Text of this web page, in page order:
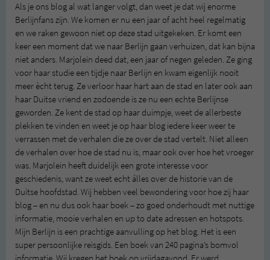
Als je ons blog al wat langer volgt, dan weet je dat wij enorme
Berlijnfans zijn. We komen er nu een jaar of acht heel regelmatig
en we raken gewoon niet op deze stad uitgekeken. Er komt een
keer een moment dat we naar Berlijn gaan verhuizen, dat kan bijna
niet anders. Marjolein deed dat, een jaar of negen geleden. Ze ging
voor haar studie een tijdje naar Berlijn en kwam eigenlijk nooit
meer ècht terug. Ze verloor haar hart aan de stad en later ook aan
haar Duitse vriend en zodoende is ze nu een echte Berlijnse
geworden. Ze kent de stad op haar duimpje, weet de allerbeste
plekken te vinden en weet je op haar blog iedere keer weer te
verrassen met de verhalen die ze over de stad vertelt. Niet alleen
de verhalen over hoe de stad nu is, maar ook over hoe het vroeger
was. Marjolein heeft duidelijk een grote interesse voor
geschiedenis, want ze weet echt álles over de historie van de
Duitse hoofdstad. Wij hebben veel bewondering voor hoe zij haar
blog – en nu dus ook haar boek – zo goed onderhoudt met nuttige
informatie, mooie verhalen en up to date adressen en hotspots.
Mijn Berlijn is een prachtige aanvulling op het blog. Het is een
super persoonlijke reisgids. Een boek van 240 pagina’s bomvol